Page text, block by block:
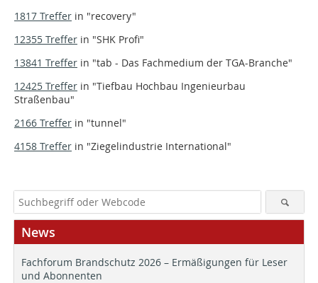
1817 Treffer in "recovery"
12355 Treffer in "SHK Profi"
13841 Treffer in "tab - Das Fachmedium der TGA-Branche"
12425 Treffer in "Tiefbau Hochbau Ingenieurbau
Straßenbau"
2166 Treffer in "tunnel"
4158 Treffer in "Ziegelindustrie International"
News
Fachforum Brandschutz 2026 – Ermäßigungen für Leser
und Abonnenten